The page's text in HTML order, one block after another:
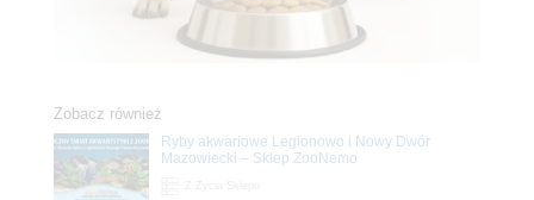
Zobacz również
Ryby akwariowe Legionowo i Nowy Dwór
Mazowiecki – Sklep ZooNemo